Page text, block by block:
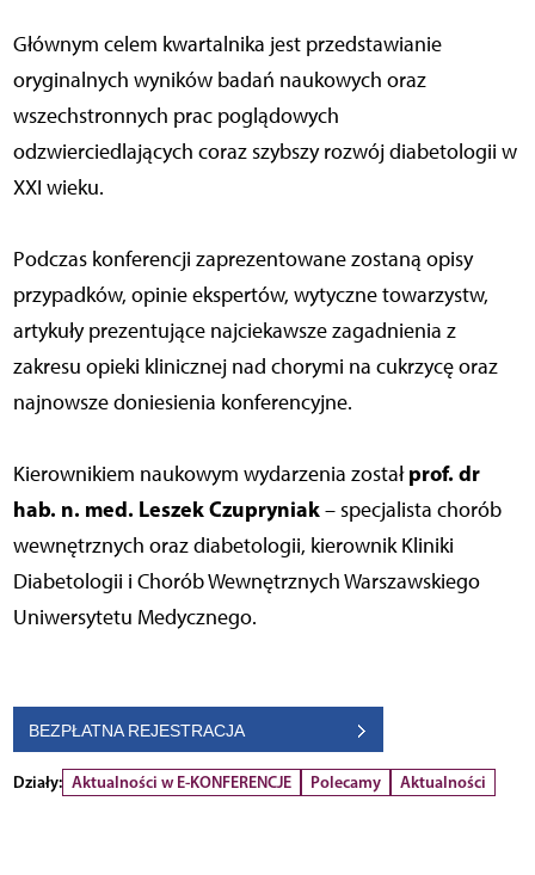
Głównym celem kwartalnika jest przedstawianie
oryginalnych wyników badań naukowych oraz
wszechstronnych prac poglądowych
odzwierciedlających coraz szybszy rozwój diabetologii w
XXI wieku.
Podczas konferencji zaprezentowane zostaną opisy
przypadków, opinie ekspertów, wytyczne towarzystw,
artykuły prezentujące najciekawsze zagadnienia z
zakresu opieki klinicznej nad chorymi na cukrzycę oraz
najnowsze doniesienia konferencyjne.
Kierownikiem naukowym wydarzenia zostałprof. dr
hab. n. med. Leszek Czupryniak– specjalista chorób
wewnętrznych oraz diabetologii, kierownik Kliniki
Diabetologii i Chorób Wewnętrznych Warszawskiego
Uniwersytetu Medycznego.
BEZPŁATNA REJESTRACJA
Działy: Aktualności w E-KONFERENCJE Polecamy Aktualności